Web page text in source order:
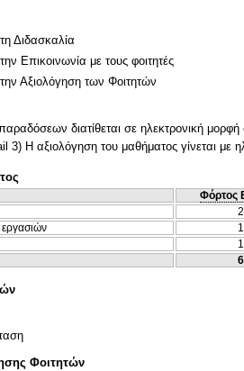
Διδασκαλία
Επικοινωνία με τους φοιτητές
Αξιολόγηση των Φοιτητών
διατίθεται σε ηλεκτρονική
3) Η αξιολόγηση του μαθήματος γίνεται
Φόρτος
Φοιτητών